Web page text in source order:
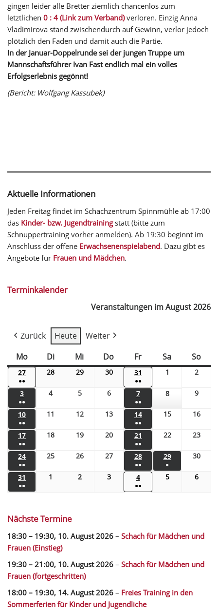
gingen leider alle Bretter ziemlich chancenlos zum
letztlichen 0 : 4 (Link zum Verband)verloren. Einzig Anna
Vladimirova stand zwischendurch auf Gewinn, verlor jedoch
plötzlich den Faden und damit auch die Partie.
In der Januar-Doppelrunde sei der jungen Truppe um
Mannschaftsführer Ivan Fast endlich mal ein volles
Erfolgserlebnis gegönnt!
(Bericht: Wolfgang Kassubek)
Aktuelle Informationen
Jeden Freitag findet im Schachzentrum Spinnmühle ab 17:00
das Kinder- bzw. Jugendtrainingstatt (bitte zum
Schnuppertraining vorher anmelden). Ab 19:30 beginnt im
Anschluss der offene Erwachsenenspielabend. Dazu gibt es
Angebote für Frauen und Mädchen.
Terminkalender
Veranstaltungen im August 2026
Zurück Heute
Weiter
Mo
Di Mi Do Fr Sa So
27
●●
28 29 30 31
●●
1 2
3
●●
4 5 6 7
●●
8 9
10
●●
11 12 13 14
●●
15 16
17
●●
18 19 20 21
●●
22 23
24
●●
25 26 27 28
●●
29
●
30
31
●●
1 2 3 4
●●
5 6
Nächste Termine
18:30 – 19:30, 10. August 2026 – Schach für Mädchen und
Frauen (Einstieg)
19:30 – 21:00, 10. August 2026 – Schach für Mädchen und
Frauen (fortgeschritten)
18:00 – 19:30, 14. August 2026 – Freies Training in den
Sommerferien für Kinder und Jugendliche